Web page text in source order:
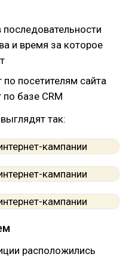
и время за которое
по посетителям сайта
базе CRM
так:
расположились